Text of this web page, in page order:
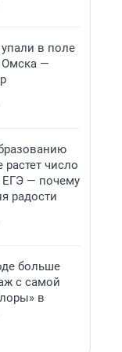
в поле
Омска —
растет число
ЕГЭ — почему
радости
больше
с самой
в